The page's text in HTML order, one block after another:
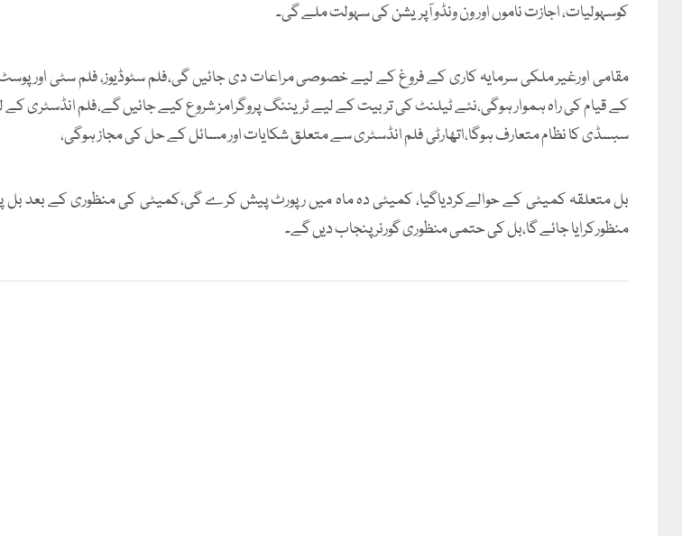
کوسہولیات، اجازت ناموں اور ون ونڈو آپریشن کی سہولت ملے گی۔
مقامی اورغیر ملکی سرمایہ کاری کے فروغ کے لیے خصوصی مراعات دی جائیں گی،فلم سٹوڈیوز، فلم سٹی اور
کے قیام کی راہ ہموار ہوگی،نئے ٹیلنٹ کی تربیت کے لیے ٹریننگ پروگرامز شروع کیے جائیں گے،فلم انڈسٹری کے
سبسڈی کا نظام متعارف ہوگا،اتھارٹی فلم انڈسٹری سے متعلق شکایات اور مسائل کے حل کی مجاز ہوگی،
بل متعلقہ کمیٹی کے حوالےکردیاگیا، کمیٹی دہ ماہ میں رپورٹ پیش کرے گی،کمیٹی کی منظوری کے بعد
منظورکرایا جائے گا،بل کی حتمی منظوری گورنر پنجاب دیں گے۔